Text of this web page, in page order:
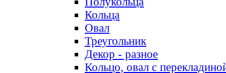
Кольца
Овал
Треугольник
Декор - разное
Кольцо, овал с